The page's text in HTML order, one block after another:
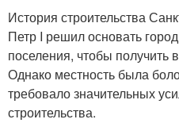
История строительства
Петр I решил основать
поселения, чтобы
Однако местность была
требовало значительных
строительства.